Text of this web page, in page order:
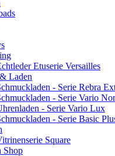
Etuserie Versailles
Laden
- Serie Rebra
- Serie Vario
- Serie Vario Lux
- Serie Basic
Square
Shop